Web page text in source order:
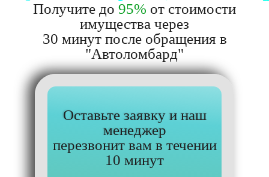
Получите до 95% от стоимости
имущества через
30 минут после обращения в
"Автоломбард"
Оставьте заявку и наш
менеджер
перезвонит вам в течении
10 минут